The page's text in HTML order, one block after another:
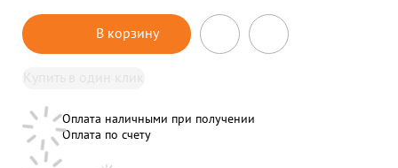
В корзину
Оплата наличными при получении
Оплата по счету